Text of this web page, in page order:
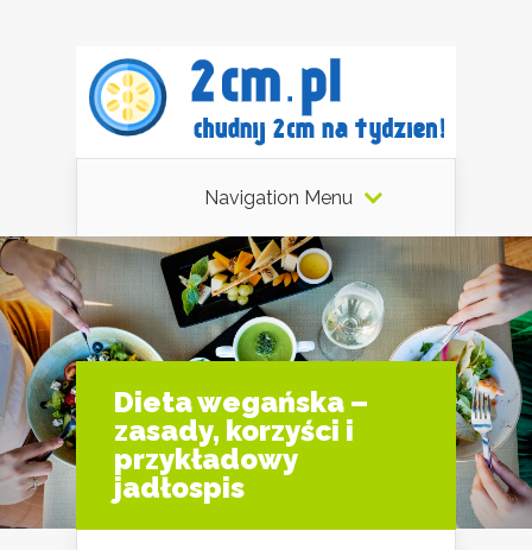
Navigation Menu
Dieta wegańska –
zasady, korzyści i
przykładowy
jadłospis